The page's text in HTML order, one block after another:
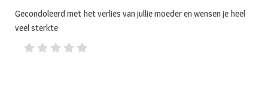
Gecondoleerd met het verlies van jullie moeder en wensen je heel
veel sterkte